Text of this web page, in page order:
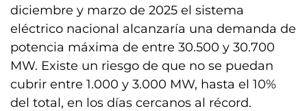
diciembre y marzo de 2025 el sistema
eléctrico nacional alcanzaría una demanda de
potencia máxima de entre 30.500 y 30.700
MW. Existe un riesgo de que no se puedan
cubrir entre 1.000 y 3.000 MW, hasta el 10%
del total, en los días cercanos al récord.